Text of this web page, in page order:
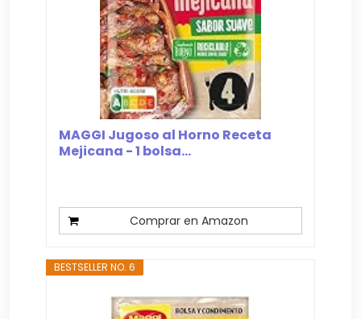
MAGGI Jugoso al Horno Receta
Mejicana - 1 bolsa...
Comprar en Amazon
BESTSELLER NO. 6